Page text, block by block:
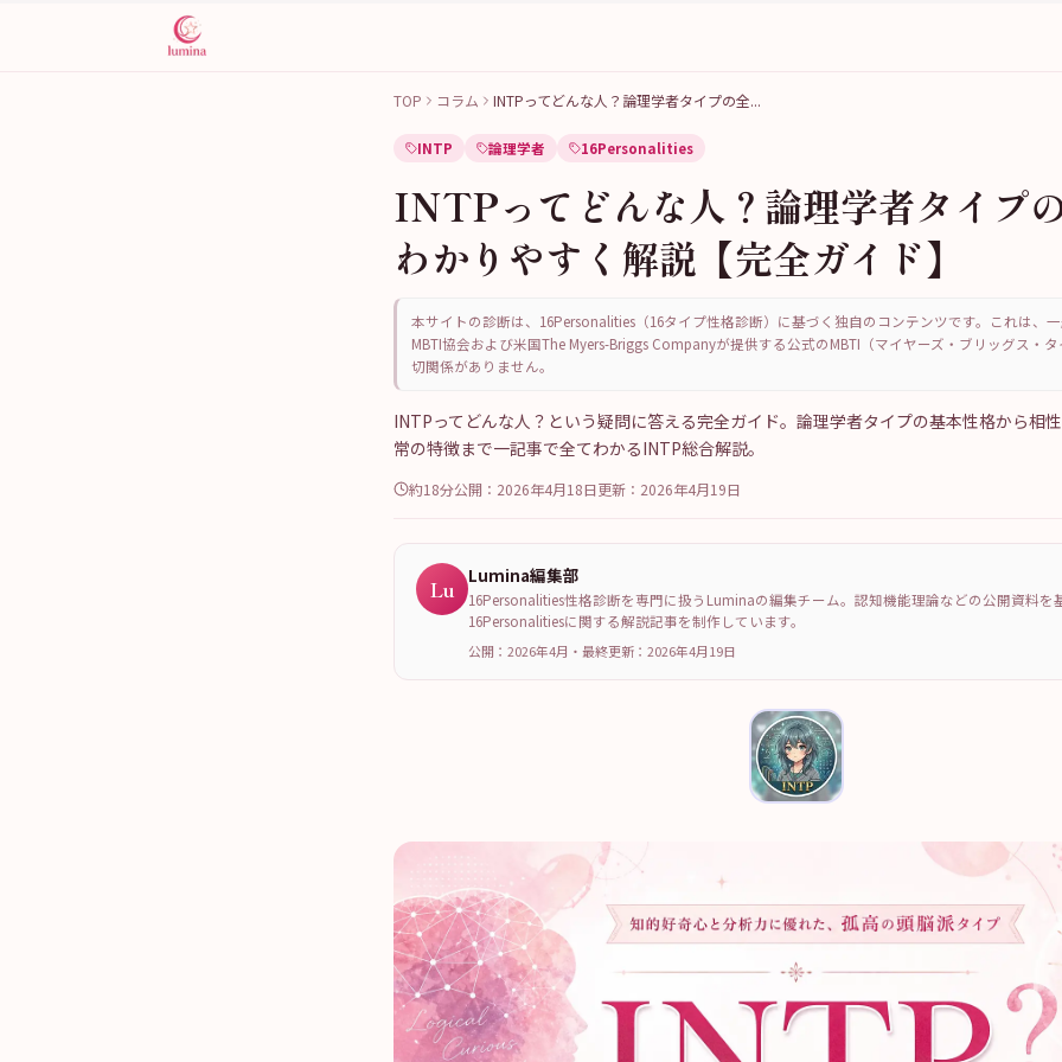
TOP コラム INTPってどんな人？論理学者タイプの全...
INTP 論理学者 16Personalities
INTPってどんな人？論理学者タイプ
わかりやすく解説【完全ガイド】
本サイトの診断は、16Personalities（16タイプ性格診断）に基づく独自のコンテンツです。これは、
MBTI協会および米国The Myers-Briggs Companyが提供する公式のMBTI（マイヤーズ・ブリッグス・
切関係がありません。
INTPってどんな人？という疑問に答える完全ガイド。論理学者タイプの基本性格から相
常の特徴まで一記事で全てわかるINTP総合解説。
約18分公開： 2026年4月18日更新： 2026年4月19日
Lu Lumina編集部
16Personalities性格診断を専門に扱うLuminaの編集チーム。認知機能理論などの公開資料を
16Personalitiesに関する解説記事を制作しています。
公開：2026年4月 ・ 最終更新： 2026年4月19日